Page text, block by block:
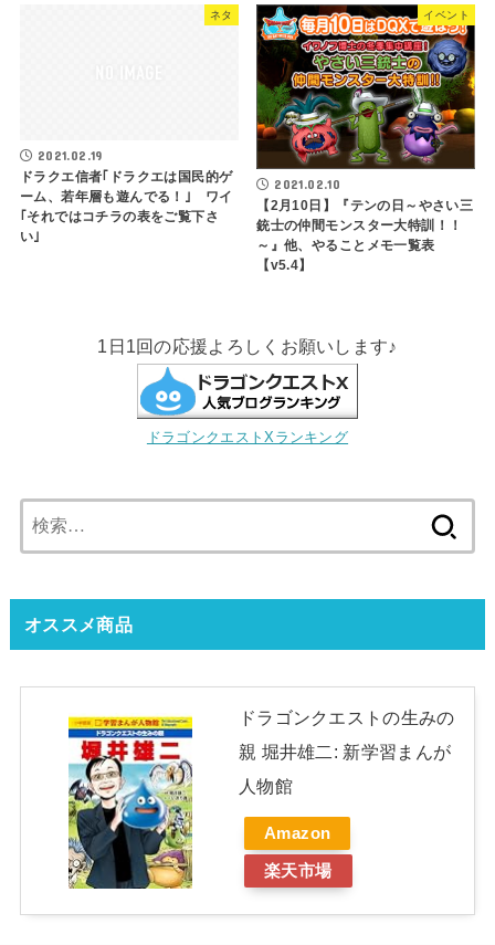
ネタ
2021.02.19
ドラクエ信者｢ドラクエは国民的ゲ
ーム、若年層も遊んでる！｣ ワイ
｢それではコチラの表をご覧下さ
い｣
イベント
2021.02.10
【2月10日】『テンの日～やさい三
銃士の仲間モンスター大特訓！！
～』他、やることメモ一覧表
【v5.4】
1日1回の応援よろしくお願いします♪
ドラゴンクエストXランキング
索:
オススメ商品
ドラゴンクエストの生みの
親 堀井雄二: 新学習まんが
人物館
Amazon
楽天市場